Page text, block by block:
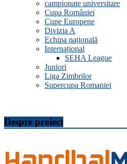
campionate universitare
Cupa României
Cupe Europene
Divizia A
Echipa națională
Internațional
SEHA League
Juniori
Liga Zimbrilor
Supercupa Romaniei
Despre proiect